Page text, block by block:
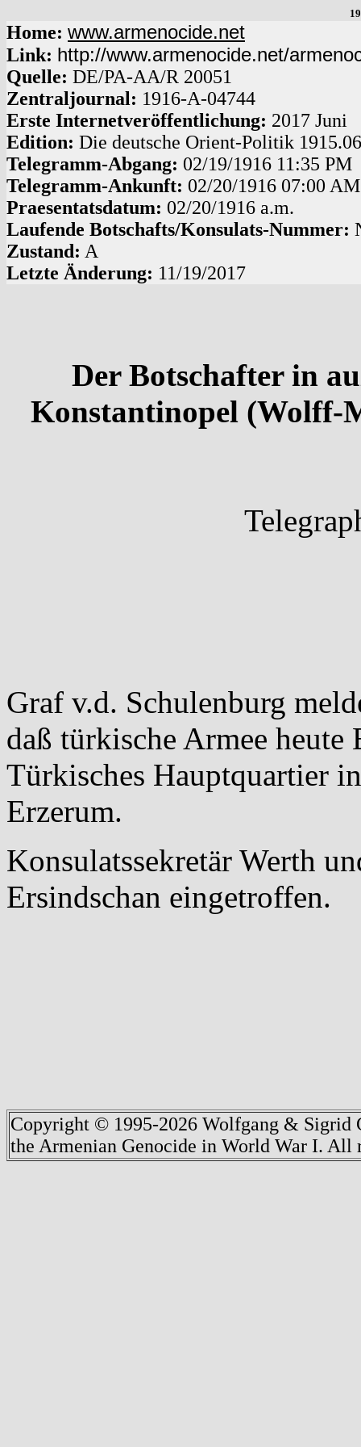
Home: www.armenocide.net
Link: http://www.armenocide.net/
Quelle: DE/PA-AA/R 20051
Zentraljournal: 1916-A-04744
Erste Internetveröffentlichung: 2017 Juni
Edition: Die deutsche Orient-Politik
Telegramm-Abgang: 02/19/1916 11:35 PM
Telegramm-Ankunft: 02/20/1916 07:00 AM
Praesentatsdatum: 02/20/1916 a.m.
Laufende Botschafts/Konsulats-Nummer:
Zustand: A
Letzte Änderung: 11/19/2017
Der Botschafter in
Konstantinopel (Wolff-
Graf v.d. Schulenburg
daß türkische Armee heute
Türkisches Hauptquartier
Erzerum.
Konsulatssekretär Werth
Ersindschan eingetroffen.
Copyright © 1995-2026 Wolfgang & Sigrid
the Armenian Genocide in World War I. All